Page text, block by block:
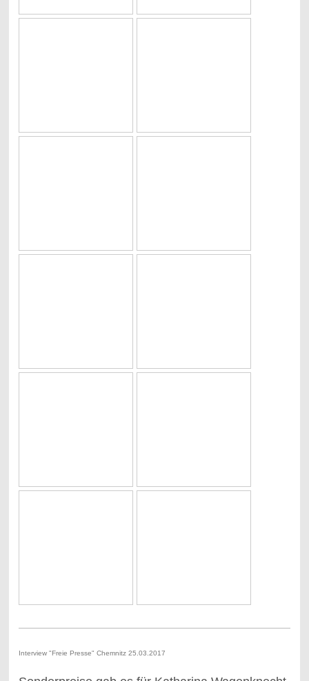
Interview "Freie Presse" Chemnitz 25.03.2017